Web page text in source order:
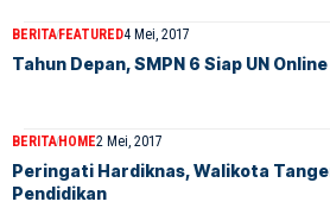
BERITAFEATURED4 Mei, 2017
Tahun Depan, SMPN 6 Siap UN Online
BERITAHOME2 Mei, 2017
Peringati Hardiknas, Walikota
Pendidikan